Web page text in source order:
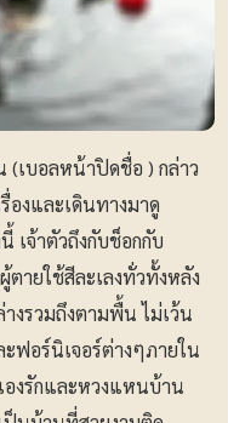
(เบอลหน้าปิดชื่อ ) กล่าว
องและเดินทางมาดู
เจ้าตัวถึงกับช็อกกับ
ายใช้สีละเลงทั่วทั้งหลัง
งรวมถึงตามพื้น ไม่เว้น
ฟอร์นิเจอร์ต่างๆภายใน
งรักและหวงแหนบ้าน